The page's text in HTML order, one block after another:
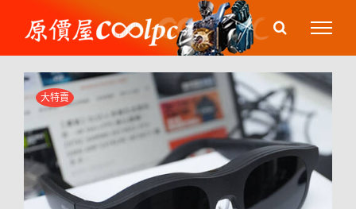
content
大特賣